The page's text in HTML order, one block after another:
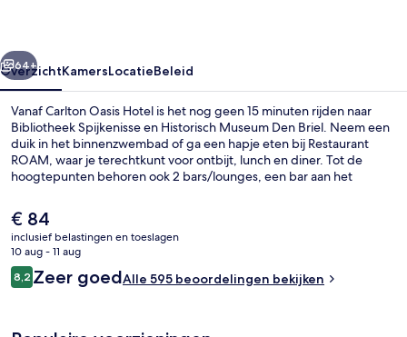
Volgende
64+
OverzichtKamersLocatieBeleid
Vanaf Carlton Oasis Hotel is het nog geen 15 minuten rijden naar
Bibliotheek Spijkenisse en Historisch Museum Den Briel. Neem een
duik in het binnenzwembad of ga een hapje eten bij Restaurant
ROAM, waar je terechtkunt voor ontbijt, lunch en diner. Tot de
hoogtepunten behoren ook 2 bars/lounges, een bar aan het
over de algehele staat van de accommodatie.
De
huidige
prijs
is
€ 84
€ 84
inclusief belastingen en toeslagen
10 aug - 11 aug
Beoordelingen
8,28,2 op 10 –
Zeer goedAlle 595 beoordelingen bekijken